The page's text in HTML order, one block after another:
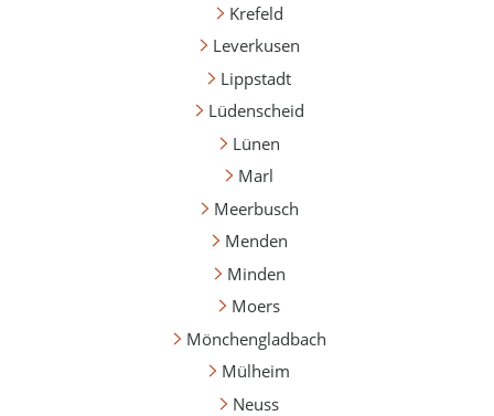
Krefeld
Leverkusen
Lippstadt
Lüdenscheid
Lünen
Marl
Meerbusch
Menden
Minden
Moers
Mönchengladbach
Mülheim
Neuss